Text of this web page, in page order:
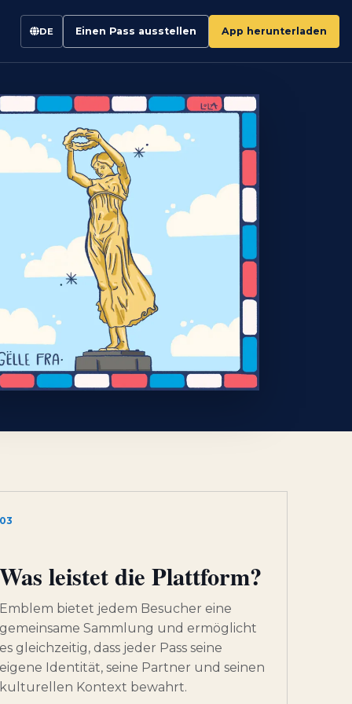
DE Einen Pass ausstellen App herunterladen
03
Was leistet die Plattform?
Emblem bietet jedem Besucher eine
gemeinsame Sammlung und ermöglicht
es gleichzeitig, dass jeder Pass seine
eigene Identität, seine Partner und seinen
kulturellen Kontext bewahrt.